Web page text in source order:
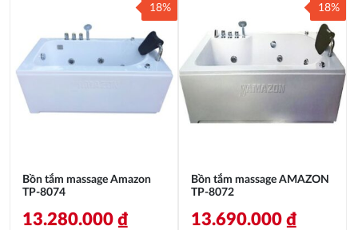
Bồn tắm massage Amazon
TP-8074
13.280.000 ₫
18%
Bồn tắm massage AMAZON
TP-8072
13.690.000 ₫
18%